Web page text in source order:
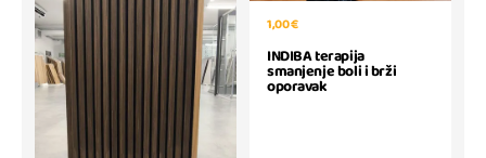
1,00 €
INDIBA terapija
smanjenje boli i brži
oporavak